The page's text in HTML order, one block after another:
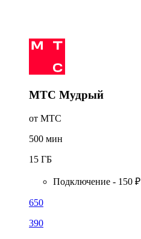
МТС Мудрый
от МТС
500 мин
15 ГБ
Подключение - 150 ₽
650
390